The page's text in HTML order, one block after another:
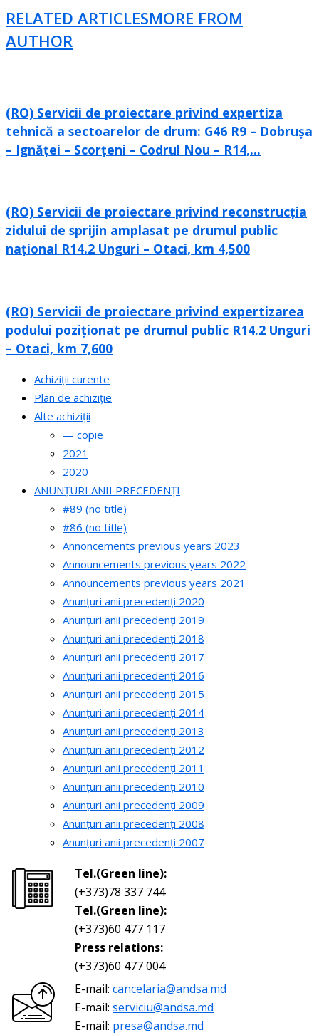
RELATED ARTICLESMORE FROM
AUTHOR
(RO) Servicii de proiectare privind expertiza
tehnică a sectoarelor de drum: G46 R9 – Dobrușa
– Ignăței – Scorțeni – Codrul Nou – R14,...
(RO) Servicii de proiectare privind reconstrucția
zidului de sprijin amplasat pe drumul public
național R14.2 Unguri – Otaci, km 4,500
(RO) Servicii de proiectare privind expertizarea
podului poziționat pe drumul public R14.2 Unguri
– Otaci, km 7,600
Achiziții curente
Plan de achiziție
Alte achiziții
— copie_
2021
2020
ANUNȚURI ANII PRECEDENȚI
#89 (no title)
#86 (no title)
Annoncements previous years 2023
Announcements previous years 2022
Announcements previous years 2021
Anunțuri anii precedenți 2020
Anunțuri anii precedenți 2019
Anunțuri anii precedenți 2018
Anunțuri anii precedenți 2017
Anunțuri anii precedenți 2016
Anunțuri anii precedenți 2015
Anunțuri anii precedenți 2014
Anunțuri anii precedenți 2013
Anunțuri anii precedenți 2012
Anunțuri anii precedenți 2011
Anunțuri anii precedenți 2010
Anunțuri anii precedenți 2009
Anunțuri anii precedenți 2008
Anunțuri anii precedenți 2007
Tel.(Green line):
(+373)78 337 744
Tel.(Green line):
(+373)60 477 117
Press relations:
(+373)60 477 004
E-mail: cancelaria@andsa.md
E-mail: serviciu@andsa.md
E-mail: presa@andsa.md